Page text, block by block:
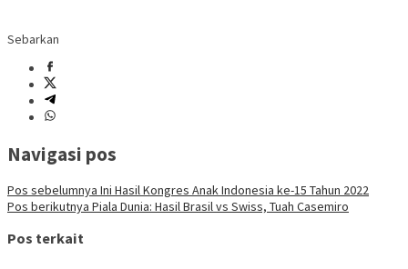
Sebarkan
Navigasi pos
Pos sebelumnya Ini Hasil Kongres Anak Indonesia ke-15 Tahun 2022
Pos berikutnya Piala Dunia: Hasil Brasil vs Swiss, Tuah Casemiro
Pos terkait